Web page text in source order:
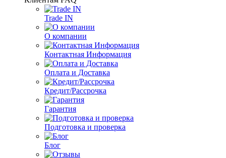
Trade IN
О компании
Контактная Информация
Оплата и Доставка
Кредит/Рассрочка
Гарантия
Подготовка и проверка
Блог